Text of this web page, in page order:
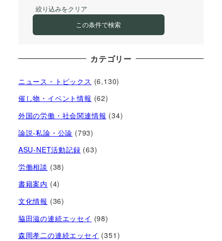
絞り込みをクリア
この条件で検索
カテゴリー
ニュース・トピックス (6,130)
催し物・イベント情報 (62)
外国の労働・社会関連情報 (34)
論説-私論・公論 (793)
ASU-NET活動記録 (63)
労働相談 (38)
書籍案内 (4)
文化情報 (36)
脇田滋の連続エッセイ (98)
森岡孝二の連続エッセイ (351)